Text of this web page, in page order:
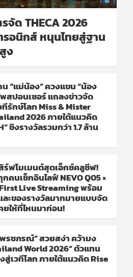
จัด THECA 2026
รอนิกส์ หนุนไทยสู่ฐาน
ง
น “แม่น้อง” ควงแขน “น้อง
สปอนเซอร์ แถลงข่าวจัด
ทีรักษ์โลก Miss & Mister
2026 ภายใต้แนวคิด
ชิงรางวัลรวมกว่า 1.7 ล้าน
ร์ฟโมเมนต์สุดเอ็กซ์คลูซีฟ!
คนเช็กอินไลฟ์ NEVO Q05 ×
Live Streaming พร้อม
ละของรางวัลมากมายแบบจัด
ยให้ที่ไหนมาก่อน!
รชภรณ์” สวยสง่า คว้ามง
World 2026” ตัวแทน
เวทีโลก ภายใต้แนวคิด Rise